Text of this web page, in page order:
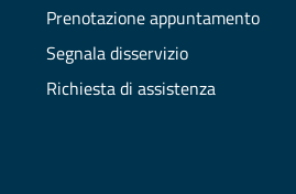
Prenotazione appuntamento
Segnala disservizio
Richiesta di assistenza